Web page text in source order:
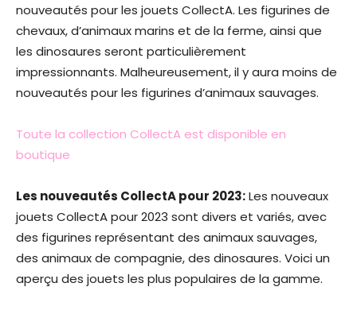
nouveautés pour les jouets CollectA. Les figurines de
chevaux, d’animaux marins et de la ferme, ainsi que
les dinosaures seront particulièrement
impressionnants. Malheureusement, il y aura moins de
nouveautés pour les figurines d’animaux sauvages.
Toute la collection CollectA est disponible en
boutique
Les nouveautés CollectA pour 2023:Les nouveaux
jouets CollectA pour 2023 sont divers et variés, avec
des figurines représentant des animaux sauvages,
des animaux de compagnie, des dinosaures. Voici un
aperçu des jouets les plus populaires de la gamme.